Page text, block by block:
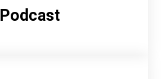
Podcast